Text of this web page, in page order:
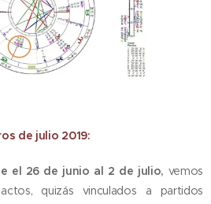
de julio 2019:
el 26 de junio al 2 de julio, vemos
quizás vinculados a partidos